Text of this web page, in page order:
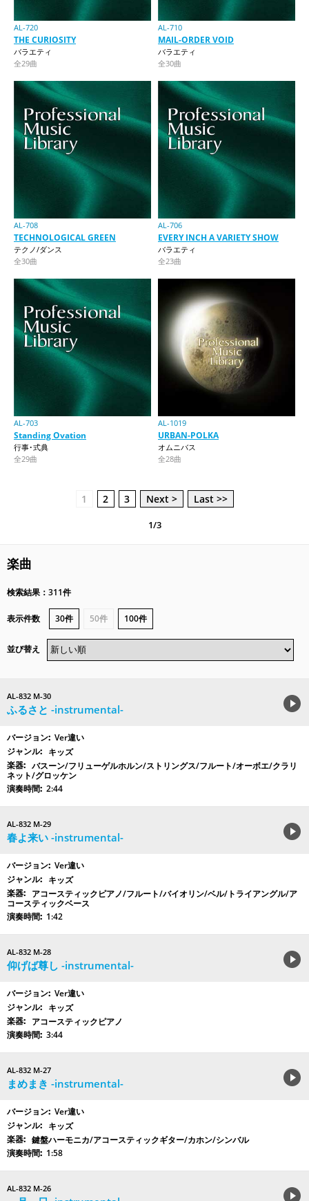
AL-720
THE CURIOSITY
バラエティ
全29曲
AL-710
MAIL-ORDER VOID
バラエティ
全30曲
AL-708
TECHNOLOGICAL GREEN
テクノ/ダンス
全30曲
AL-706
EVERY INCH A VARIETY SHOW
バラエティ
全23曲
AL-703
Standing Ovation
行事･式典
全29曲
AL-1019
URBAN-POLKA
オムニバス
全28曲
1 2 3 Next > Last >>
1/3
楽曲
検索結果：311件
表示件数 30件 50件 100件
並び替え
AL-832 M-30
ふるさと -instrumental-
Ver違い
キッズ
バスーン/フリューゲルホルン/ストリングス/フルート/オーボエ/クラリ
ネット/グロッケン
2:44
AL-832 M-29
春よ来い -instrumental-
Ver違い
キッズ
アコースティックピアノ/フルート/バイオリン/ベル/トライアングル/ア
コースティックベース
1:42
AL-832 M-28
仰げば尊し -instrumental-
Ver違い
キッズ
アコースティックピアノ
3:44
AL-832 M-27
まめまき -instrumental-
Ver違い
キッズ
鍵盤ハーモニカ/アコースティックギター/カホン/シンバル
1:58
AL-832 M-26